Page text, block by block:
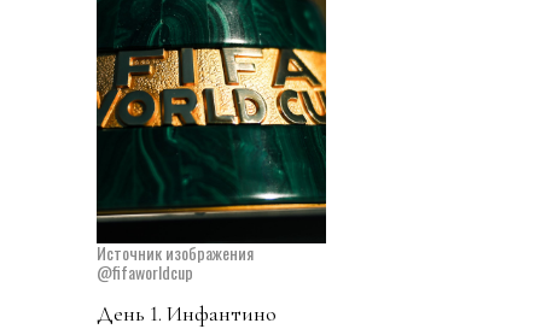
Источник изображения
@fifaworldcup
День 1. Инфантино